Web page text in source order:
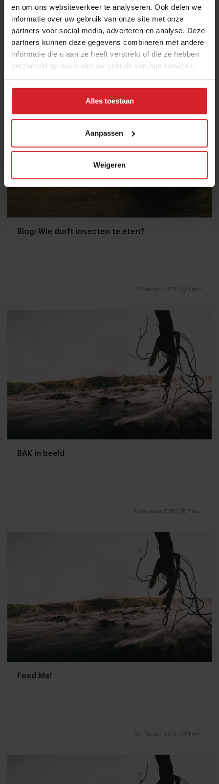
en om ons websiteverkeer te analyseren. Ook delen we
informatie over uw gebruik van onze site met onze
partners voor social media, adverteren en analyse. Deze
partners kunnen deze gegevens combineren met andere
informatie die u aan ze heeft verstrekt of die ze hebben
verzameld op basis van uw gebruik van hun services.
Alles toestaan
Aanpassen
Weigeren
Hôtel Droog
27 februari 2015 | 2 min
Blog: Wie durft insecten te eten?
26 februari 2015 1 min
BAK in beeld
26 februari 2015 2 min
Feed Me!
25 februari 2015 1 min